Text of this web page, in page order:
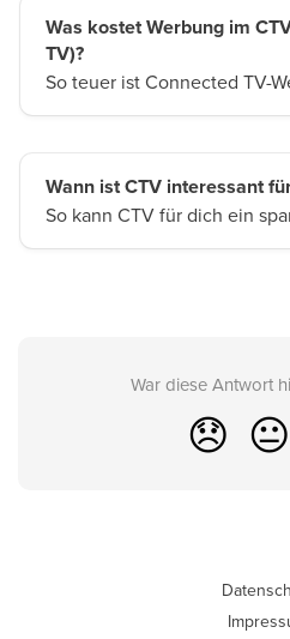
Was kostet Werbung im
TV)?
So teuer ist Connected TV-
Wann ist CTV interessant
So kann CTV für dich ein
War diese Antwort
😞 😐